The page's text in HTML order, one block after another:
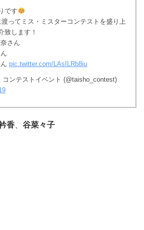
です
ってミス・ミスターコンテストを盛り上
致します！
さん
pic.twitter.com/LAsILRb8iu
ンテストイベント (@taisho_contest)
香 谷菜々子